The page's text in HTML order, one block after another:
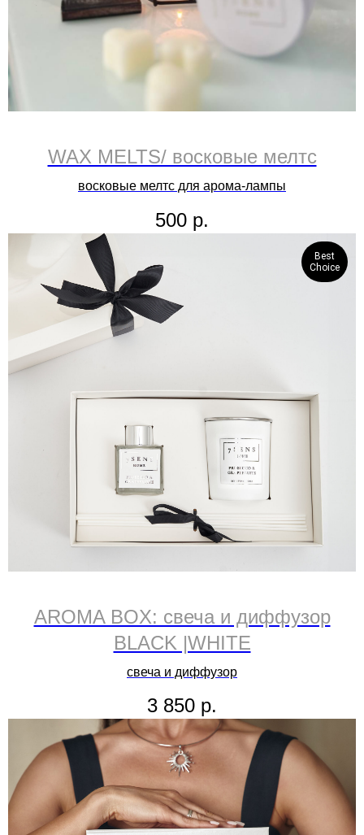
WAX MELTS/ восковые мелтс
восковые мелтс для арома-лампы
500 р.
Best
Choice
AROMA BOX: свеча и диффузор
BLACK |WHITE
свеча и диффузор
3 850 р.